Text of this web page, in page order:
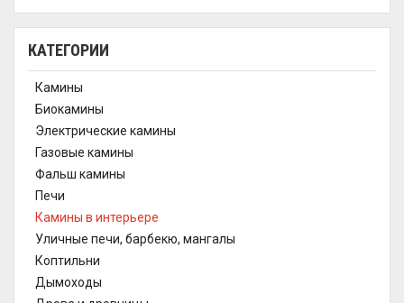
КАТЕГОРИИ
Камины
Биокамины
Электрические камины
Газовые камины
Фальш камины
Печи
Камины в интерьере
Уличные печи, барбекю, мангалы
Коптильни
Дымоходы